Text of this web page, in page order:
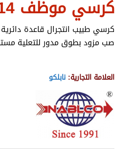
كرسي موظف EC-114
صب مزود بطوق مدور للتعلية مستورد
العلامة التجارية: نابلكو